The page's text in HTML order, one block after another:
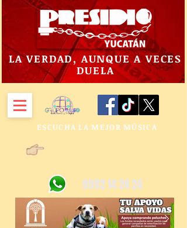
LA VERDAD, AUNQUE A VECES
DUELA
ESCUCHA LA MEJOR MÚSICA
9992 14 24 24